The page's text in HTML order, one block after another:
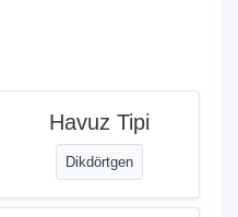
Havuz Tipi
Dikdörtgen